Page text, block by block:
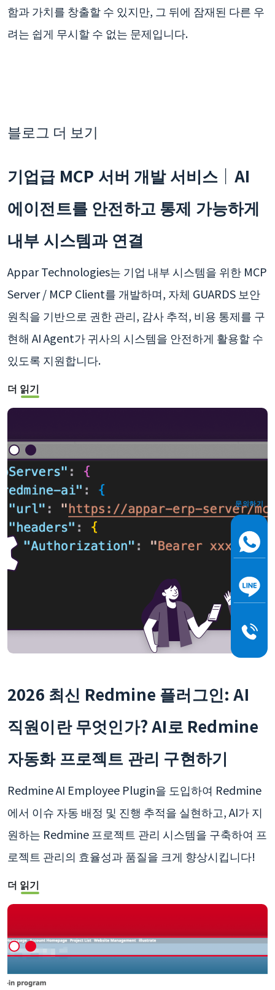
함과 가치를 창출할 수 있지만, 그 뒤에 잠재된 다른 우
려는 쉽게 무시할 수 없는 문제입니다.
블로그 더 보기
기업급 MCP 서버 개발 서비스｜AI
에이전트를 안전하고 통제 가능하게
내부 시스템과 연결
Appar Technologies는 기업 내부 시스템을 위한 MCP
Server / MCP Client를 개발하며, 자체 GUARDS 보안
원칙을 기반으로 권한 관리, 감사 추적, 비용 통제를 구
현해 AI Agent가 귀사의 시스템을 안전하게 활용할 수
있도록 지원합니다.
더 읽기
2026 최신 Redmine 플러그인: AI
직원이란 무엇인가? AI로 Redmine
자동화 프로젝트 관리 구현하기
Redmine AI Employee Plugin을 도입하여 Redmine
에서 이슈 자동 배정 및 진행 추적을 실현하고, AI가 지
원하는 Redmine 프로젝트 관리 시스템을 구축하여 프
로젝트 관리의 효율성과 품질을 크게 향상시킵니다!
더 읽기
문의하기